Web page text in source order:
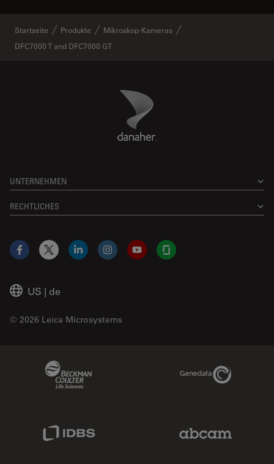
Startseite Produkte
Mikroskop-Kameras
DFC7000 T and DFC7000 GT
Danaher Logo
UNTERNEHMEN
RECHTLICHES
US | de
© 2026 Leica Microsystems
Facebook
X LinkedInInstagramYouTubeGlassdoor
Genedata Link